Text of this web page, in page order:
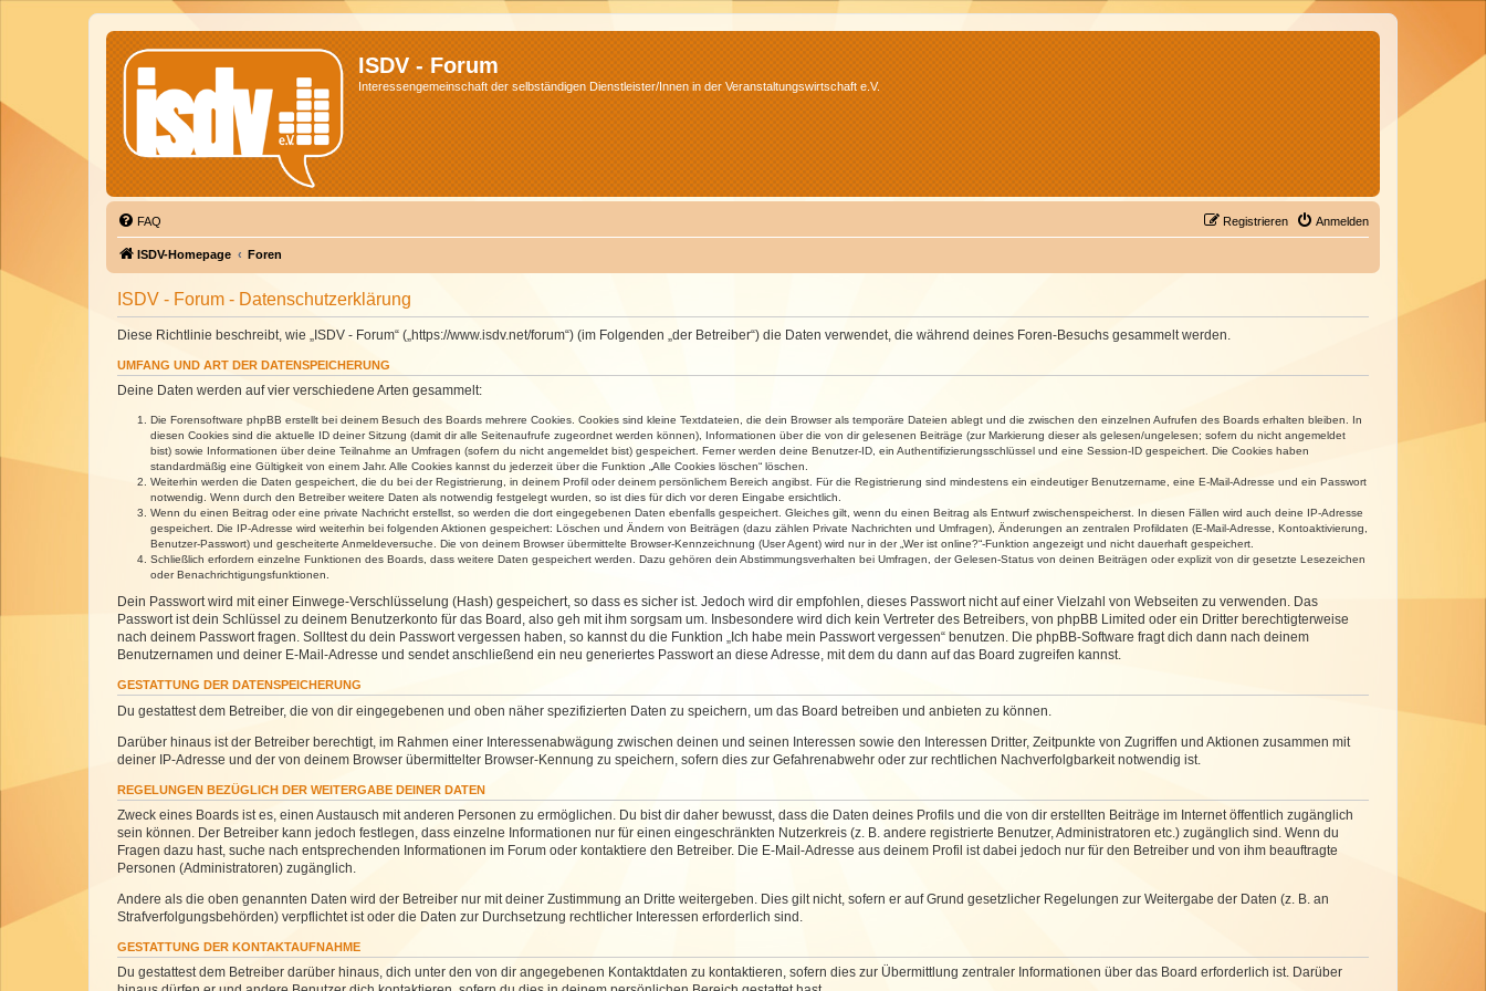
ISDV - Forum
Interessengemeinschaft der selbständigen Dienstleister/Innen in der Veranstaltungswirtschaft e.V.
FAQ Anmelden
Registrieren
ISDV-Homepage Foren
ISDV - Forum - Datenschutzerklärung
Diese Richtlinie beschreibt, wie „ISDV - Forum“ („https://www.isdv.net/forum“) (im Folgenden „der Betreiber“) die Daten verwendet, die während deines Foren-Besuchs gesammelt werden.
UMFANG UND ART DER DATENSPEICHERUNG
Deine Daten werden auf vier verschiedene Arten gesammelt:
Die Forensoftware phpBB erstellt bei deinem Besuch des Boards mehrere Cookies. Cookies sind kleine Textdateien, die dein Browser als temporäre Dateien ablegt und die zwischen den einzelnen Aufrufen des Boards erhalten bleiben. In
diesen Cookies sind die aktuelle ID deiner Sitzung (damit dir alle Seitenaufrufe zugeordnet werden können), Informationen über die von dir gelesenen Beiträge (zur Markierung dieser als gelesen/ungelesen; sofern du nicht angemeldet
bist) sowie Informationen über deine Teilnahme an Umfragen (sofern du nicht angemeldet bist) gespeichert. Ferner werden deine Benutzer-ID, ein Authentifizierungsschlüssel und eine Session-ID gespeichert. Die Cookies haben
standardmäßig eine Gültigkeit von einem Jahr. Alle Cookies kannst du jederzeit über die Funktion „Alle Cookies löschen“ löschen.
Weiterhin werden die Daten gespeichert, die du bei der Registrierung, in deinem Profil oder deinem persönlichem Bereich angibst. Für die Registrierung sind mindestens ein eindeutiger Benutzername, eine E-Mail-Adresse und ein Passwort
notwendig. Wenn durch den Betreiber weitere Daten als notwendig festgelegt wurden, so ist dies für dich vor deren Eingabe ersichtlich.
Wenn du einen Beitrag oder eine private Nachricht erstellst, so werden die dort eingegebenen Daten ebenfalls gespeichert. Gleiches gilt, wenn du einen Beitrag als Entwurf zwischenspeicherst. In diesen Fällen wird auch deine IP-Adresse
gespeichert. Die IP-Adresse wird weiterhin bei folgenden Aktionen gespeichert: Löschen und Ändern von Beiträgen (dazu zählen Private Nachrichten und Umfragen), Änderungen an zentralen Profildaten (E-Mail-Adresse, Kontoaktivierung,
Benutzer-Passwort) und gescheiterte Anmeldeversuche. Die von deinem Browser übermittelte Browser-Kennzeichnung (User Agent) wird nur in der „Wer ist online?“-Funktion angezeigt und nicht dauerhaft gespeichert.
Schließlich erfordern einzelne Funktionen des Boards, dass weitere Daten gespeichert werden. Dazu gehören dein Abstimmungsverhalten bei Umfragen, der Gelesen-Status von deinen Beiträgen oder explizit von dir gesetzte Lesezeichen
oder Benachrichtigungsfunktionen.
Dein Passwort wird mit einer Einwege-Verschlüsselung (Hash) gespeichert, so dass es sicher ist. Jedoch wird dir empfohlen, dieses Passwort nicht auf einer Vielzahl von Webseiten zu verwenden. Das
Passwort ist dein Schlüssel zu deinem Benutzerkonto für das Board, also geh mit ihm sorgsam um. Insbesondere wird dich kein Vertreter des Betreibers, von phpBB Limited oder ein Dritter berechtigterweise
nach deinem Passwort fragen. Solltest du dein Passwort vergessen haben, so kannst du die Funktion „Ich habe mein Passwort vergessen“ benutzen. Die phpBB-Software fragt dich dann nach deinem
Benutzernamen und deiner E-Mail-Adresse und sendet anschließend ein neu generiertes Passwort an diese Adresse, mit dem du dann auf das Board zugreifen kannst.
GESTATTUNG DER DATENSPEICHERUNG
Du gestattest dem Betreiber, die von dir eingegebenen und oben näher spezifizierten Daten zu speichern, um das Board betreiben und anbieten zu können.
Darüber hinaus ist der Betreiber berechtigt, im Rahmen einer Interessenabwägung zwischen deinen und seinen Interessen sowie den Interessen Dritter, Zeitpunkte von Zugriffen und Aktionen zusammen mit
deiner IP-Adresse und der von deinem Browser übermittelter Browser-Kennung zu speichern, sofern dies zur Gefahrenabwehr oder zur rechtlichen Nachverfolgbarkeit notwendig ist.
REGELUNGEN BEZÜGLICH DER WEITERGABE DEINER DATEN
Zweck eines Boards ist es, einen Austausch mit anderen Personen zu ermöglichen. Du bist dir daher bewusst, dass die Daten deines Profils und die von dir erstellten Beiträge im Internet öffentlich zugänglich
sein können. Der Betreiber kann jedoch festlegen, dass einzelne Informationen nur für einen eingeschränkten Nutzerkreis (z. B. andere registrierte Benutzer, Administratoren etc.) zugänglich sind. Wenn du
Fragen dazu hast, suche nach entsprechenden Informationen im Forum oder kontaktiere den Betreiber. Die E-Mail-Adresse aus deinem Profil ist dabei jedoch nur für den Betreiber und von ihm beauftragte
Personen (Administratoren) zugänglich.
Andere als die oben genannten Daten wird der Betreiber nur mit deiner Zustimmung an Dritte weitergeben. Dies gilt nicht, sofern er auf Grund gesetzlicher Regelungen zur Weitergabe der Daten (z. B. an
Strafverfolgungsbehörden) verpflichtet ist oder die Daten zur Durchsetzung rechtlicher Interessen erforderlich sind.
GESTATTUNG DER KONTAKTAUFNAHME
Du gestattest dem Betreiber darüber hinaus, dich unter den von dir angegebenen Kontaktdaten zu kontaktieren, sofern dies zur Übermittlung zentraler Informationen über das Board erforderlich ist. Darüber